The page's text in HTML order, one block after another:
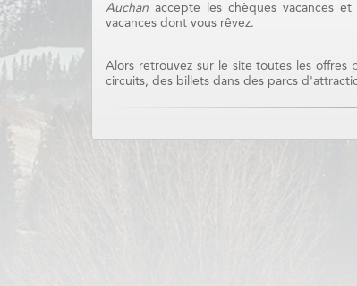
Auchan accepte les chèques vacances
vacances dont vous rêvez.
Alors retrouvez sur le site toutes les offres
circuits, des billets dans des parcs